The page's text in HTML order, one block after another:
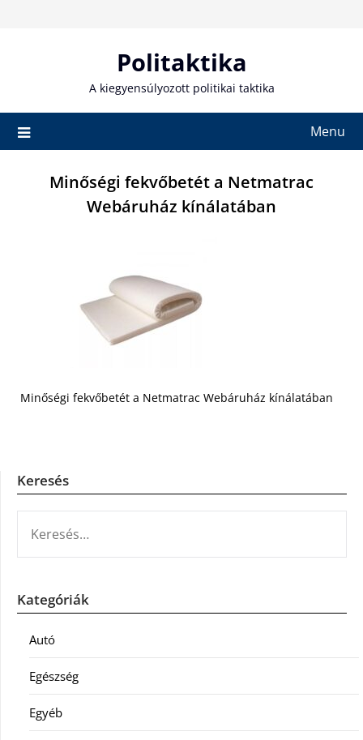
Politaktika
A kiegyensúlyozott politikai taktika
Menu
Minőségi fekvőbetét a Netmatrac
Webáruház kínálatában
Minőségi fekvőbetét a Netmatrac Webáruház kínálatában
Keresés
Kategóriák
Autó
Egészség
Egyéb